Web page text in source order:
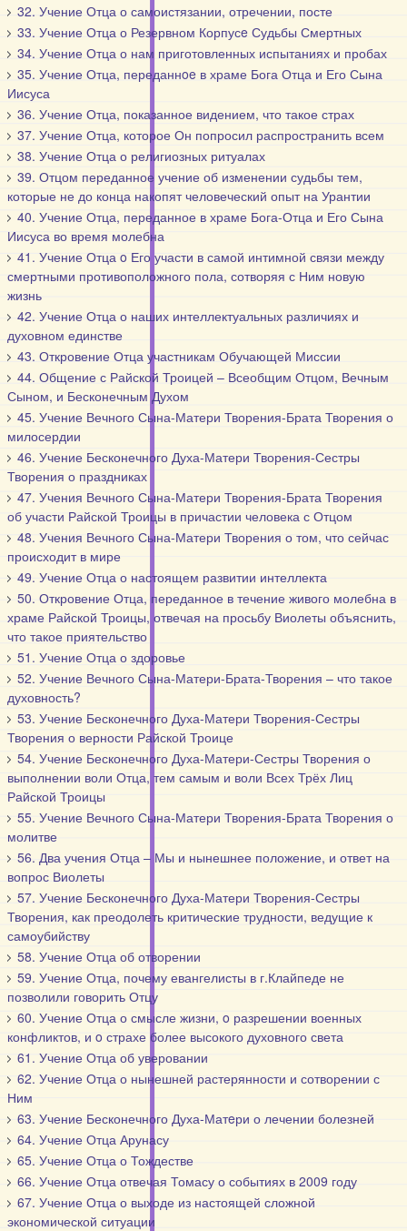
32. Учение Отца о самоистязании, отречении, посте
33. Учение Отца о Резервном Корпусe Судьбы Смертных
34. Учение Отца о нам приготовленных испытаниях и пробах
35. Учение Отца, переданнoe в храме Бога Отца и Его Сына
Иисуса
36. Учение Отца, показанное видением, что такое страх
37. Учение Отца, которое Он попросил распространить всем
38. Учение Отца о религиозных ритуалах
39. Отцом переданное учение об изменении судьбы тем,
которые не до конца накопят человеческий опыт на Урантии
40. Учение Отца, переданное в храме Бога-Отца и Его Сына
Иисуса во время молебна
41. Учение Отца o Его участи в самой интимной связи между
смертными противоположного пола, сотворяя с Ним новую
жизнь
42. Учение Отца о наших интеллектуальных различиях и
духовном единстве
43. Откровение Отца участникам Обучающей Миссии
44. Общение с Райской Троицей – Всеобщим Отцом, Вечным
Сыном, и Бесконечным Духом
45. Учение Вечного Сына-Матери Творения-Брата Творения о
милосердии
46. Учение Бесконечного Духа-Матери Творения-Сестры
Творения о праздниках
47. Учения Вечного Сына-Матери Творения-Брата Творения
об участи Райской Троицы в причастии человека с Отцом
48. Учения Вечного Сына-Матери Творения о том, что сейчас
происходит в мире
49. Учение Отца о настоящем развитии интеллекта
50. Откровение Отца, переданное в течение живого молебна в
храме Райской Троицы, отвечая на просьбу Виолеты объяснить,
что такое приятельство
51. Учение Отца о здоровье
52. Учение Вечного Сына-Матери-Брата-Творения – что такое
духовность?
53. Учение Бесконечного Духа-Матери Творения-Сестры
Творения о верности Райской Троице
54. Учение Бесконечного Духа-Матери-Сестры Творения о
выполнении воли Отца, тем самым и воли Всех Трёх Лиц
Райской Троицы
55. Учение Вечного Сына-Матери Творения-Брата Творения о
молитве
56. Два учения Отца – Мы и нынешнее положение, и ответ на
вопрос Виолеты
57. Учение Бесконечного Духа-Матери Творения-Сестры
Творения, как преодолеть критические трудности, ведущие к
самоубийству
58. Учение Отца об отворении
59. Учение Отца, почему евангелисты в г.Клайпеде не
позволили говорить Отцу
60. Учение Отца о смысле жизни, o разрешении военных
конфликтов, и o страхе более высокого духовного света
61. Учение Отца об уверовании
62. Учение Отца о нынешней растерянности и сотворении с
Ним
63. Учение Бесконечного Духа-Матeри о лечении болезней
64. Учение Отца Арунасу
65. Учение Отца о Тождестве
66. Учение Отца отвечая Томасу о событиях в 2009 году
67. Учение Отца о выходе из настоящей сложной
экономической ситуации